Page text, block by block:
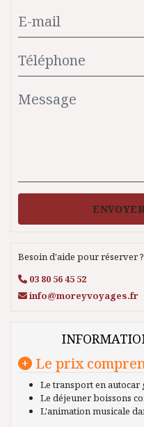
Besoin d'aide pour réserver
03 80 56 45 52
info@moreyvoyages.fr
Le prix
Le transport en autocar
Le déjeuner boissons
L'animation musicale